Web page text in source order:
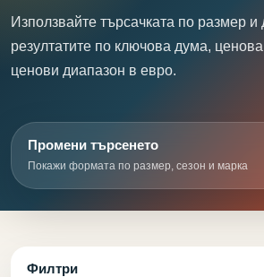
Използвайте търсачката по размер
резултатите по ключова дума, ценова
ценови диапазон в евро.
Промени търсенето
Покажи формата по размер, сезон и марка
Филтри